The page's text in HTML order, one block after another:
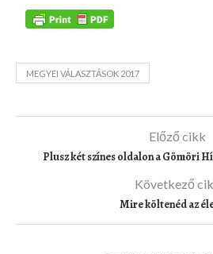
MEGYEI VÁLASZTÁSOK 2017
Előző cikk
Plusz két színes oldalon a Gömöri
Következő
Mire költenéd az